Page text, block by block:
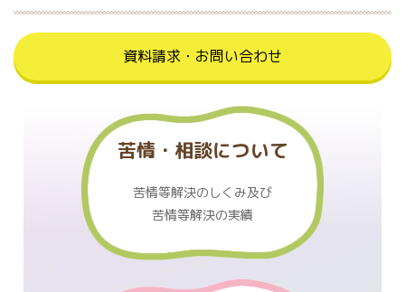
資料請求・お問い合わせ
苦情・相談について
苦情等解決のしくみ及び
苦情等解決の実績